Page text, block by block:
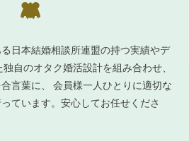
日本結婚相談所連盟の持つ実績やデ
自のオタク婚活設計を組み合わせ、
言葉に、 会員様一人ひとりに適切な
ています。安心してお任せくださ